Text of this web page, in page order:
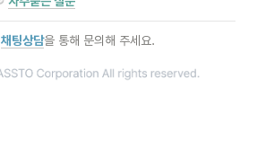
채팅상담을 통해 문의해 주세요.